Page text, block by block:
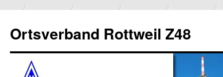
Ortsverband Rottweil Z48